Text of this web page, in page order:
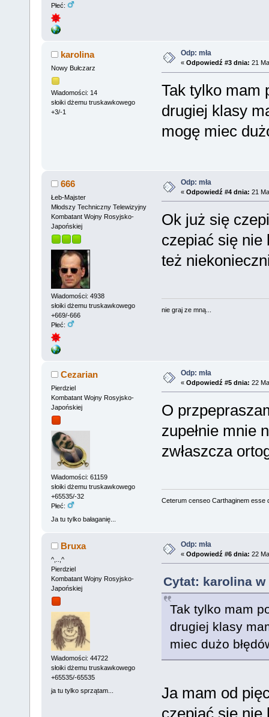
Płeć:
karolina
Nowy Bułczarz
Wiadomości: 14
słoiki dżemu truskawkowego
+3/-1
Odp: mła
« Odpowiedź #3 dnia: 21
Tak tylko mam
drugiej klasy
mogę miec
666
Łeb-Majster
Młodszy Techniczny Telewizyjny
Kombatant Wojny Rosyjsko-
Japońskiej
Wiadomości: 4938
słoiki dżemu truskawkowego
+669/-666
Płeć:
Odp: mła
« Odpowiedź #4 dnia: 21
Ok już się
czepiać się nie
też
nie graj ze mną...
Cezarian
Pierdziel
Kombatant Wojny Rosyjsko-
Japońskiej
Wiadomości: 61159
słoiki dżemu truskawkowego
+65535/-32
Płeć:
Ja tu tylko bałaganię...
Odp: mła
« Odpowiedź #5 dnia: 22
O
zupełnie mnie
zwłaszcza
Ceterum censeo Carthaginem esse
Bruxa
^,..,^
Pierdziel
Kombatant Wojny Rosyjsko-
Japońskiej
Wiadomości: 44722
słoiki dżemu truskawkowego
+65535/-65535
ja tu tylko sprzątam...
Odp: mła
« Odpowiedź #6 dnia: 22
Cytat: karolina w
Tak tylko mam
drugiej klasy
miec dużo
Ja mam od
czepiać się nie